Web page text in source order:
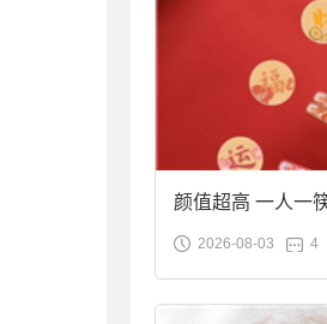
颜值超高 一人一
合金筷子大促：
2026-08-03 4